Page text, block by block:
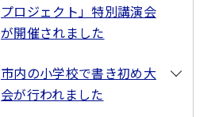
プロジェクト」特別講演会
が開催されました
市内の小学校で書き初め大
会が行われました